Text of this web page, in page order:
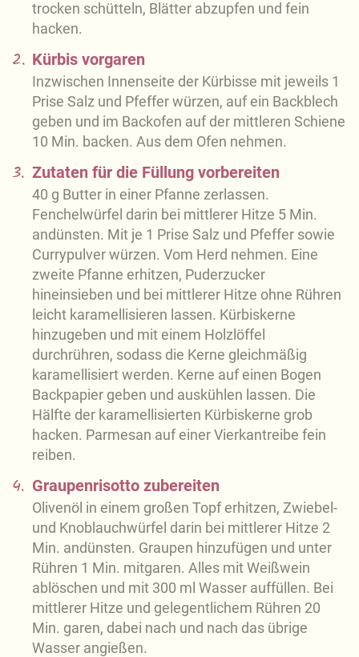
trocken schütteln, Blätter abzupfen und fein
hacken.
2. Kürbis vorgaren
Inzwischen Innenseite der Kürbisse mit jeweils 1
Prise Salz und Pfeffer würzen, auf ein Backblech
geben und im Backofen auf der mittleren Schiene
10 Min. backen. Aus dem Ofen nehmen.
3. Zutaten für die Füllung vorbereiten
40 g Butter in einer Pfanne zerlassen.
Fenchelwürfel darin bei mittlerer Hitze 5 Min.
andünsten. Mit je 1 Prise Salz und Pfeffer sowie
Currypulver würzen. Vom Herd nehmen. Eine
zweite Pfanne erhitzen, Puderzucker
hineinsieben und bei mittlerer Hitze ohne Rühren
leicht karamellisieren lassen. Kürbiskerne
hinzugeben und mit einem Holzlöffel
durchrühren, sodass die Kerne gleichmäßig
karamellisiert werden. Kerne auf einen Bogen
Backpapier geben und auskühlen lassen. Die
Hälfte der karamellisierten Kürbiskerne grob
hacken. Parmesan auf einer Vierkantreibe fein
reiben.
4. Graupenrisotto zubereiten
Olivenöl in einem großen Topf erhitzen, Zwiebel-
und Knoblauchwürfel darin bei mittlerer Hitze 2
Min. andünsten. Graupen hinzufügen und unter
Rühren 1 Min. mitgaren. Alles mit Weißwein
ablöschen und mit 300 ml Wasser auffüllen. Bei
mittlerer Hitze und gelegentlichem Rühren 20
Min. garen, dabei nach und nach das übrige
Wasser angießen.